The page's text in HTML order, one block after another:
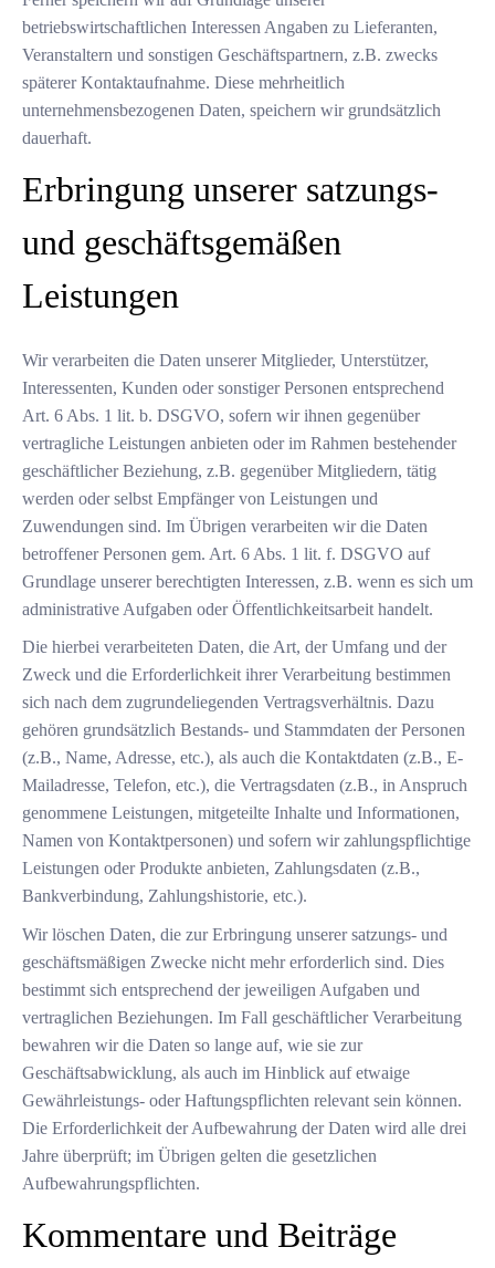
betriebswirtschaftlichen Interessen Angaben zu Lieferanten,
Veranstaltern und sonstigen Geschäftspartnern, z.B. zwecks
späterer Kontaktaufnahme. Diese mehrheitlich
unternehmensbezogenen Daten, speichern wir grundsätzlich
dauerhaft.
Erbringung unserer satzungs-
und geschäftsgemäßen
Leistungen
Wir verarbeiten die Daten unserer Mitglieder, Unterstützer,
Interessenten, Kunden oder sonstiger Personen entsprechend
Art. 6 Abs. 1 lit. b. DSGVO, sofern wir ihnen gegenüber
vertragliche Leistungen anbieten oder im Rahmen bestehender
geschäftlicher Beziehung, z.B. gegenüber Mitgliedern, tätig
werden oder selbst Empfänger von Leistungen und
Zuwendungen sind. Im Übrigen verarbeiten wir die Daten
betroffener Personen gem. Art. 6 Abs. 1 lit. f. DSGVO auf
Grundlage unserer berechtigten Interessen, z.B. wenn es sich um
administrative Aufgaben oder Öffentlichkeitsarbeit handelt.
Die hierbei verarbeiteten Daten, die Art, der Umfang und der
Zweck und die Erforderlichkeit ihrer Verarbeitung bestimmen
sich nach dem zugrundeliegenden Vertragsverhältnis. Dazu
gehören grundsätzlich Bestands- und Stammdaten der Personen
(z.B., Name, Adresse, etc.), als auch die Kontaktdaten (z.B., E-
Mailadresse, Telefon, etc.), die Vertragsdaten (z.B., in Anspruch
genommene Leistungen, mitgeteilte Inhalte und Informationen,
Namen von Kontaktpersonen) und sofern wir zahlungspflichtige
Leistungen oder Produkte anbieten, Zahlungsdaten (z.B.,
Bankverbindung, Zahlungshistorie, etc.).
Wir löschen Daten, die zur Erbringung unserer satzungs- und
geschäftsmäßigen Zwecke nicht mehr erforderlich sind. Dies
bestimmt sich entsprechend der jeweiligen Aufgaben und
vertraglichen Beziehungen. Im Fall geschäftlicher Verarbeitung
bewahren wir die Daten so lange auf, wie sie zur
Geschäftsabwicklung, als auch im Hinblick auf etwaige
Gewährleistungs- oder Haftungspflichten relevant sein können.
Die Erforderlichkeit der Aufbewahrung der Daten wird alle drei
Jahre überprüft; im Übrigen gelten die gesetzlichen
Aufbewahrungspflichten.
Kommentare und Beiträge